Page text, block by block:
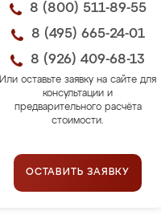
8 (800) 511-89-55
8 (495) 665-24-01
8 (926) 409-68-13
Или оставьте заявку на сайте для
консультации и
предварительного расчёта
стоимости.
ОСТАВИТЬ ЗАЯВКУ